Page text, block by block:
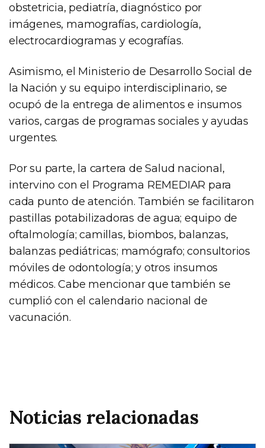
obstetricia, pediatría, diagnóstico por
imágenes, mamografías, cardiología,
electrocardiogramas y ecografías.
Asimismo, el Ministerio de Desarrollo Social de
la Nación y su equipo interdisciplinario, se
ocupó de la entrega de alimentos e insumos
varios, cargas de programas sociales y ayudas
urgentes.
Por su parte, la cartera de Salud nacional,
intervino con el Programa REMEDIAR para
cada punto de atención. También se facilitaron
pastillas potabilizadoras de agua; equipo de
oftalmología; camillas, biombos, balanzas,
balanzas pediátricas; mamógrafo; consultorios
móviles de odontología; y otros insumos
médicos. Cabe mencionar que también se
cumplió con el calendario nacional de
vacunación.
Noticias relacionadas